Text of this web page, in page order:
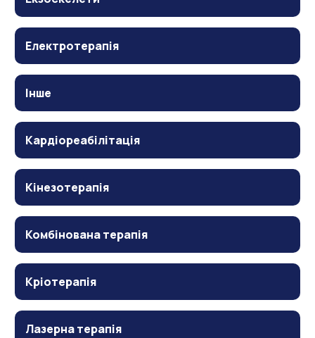
Електротерапія
Інше
Кардіореабілітація
Кінезотерапія
Комбінована терапія
Кріотерапія
Лазерна терапія